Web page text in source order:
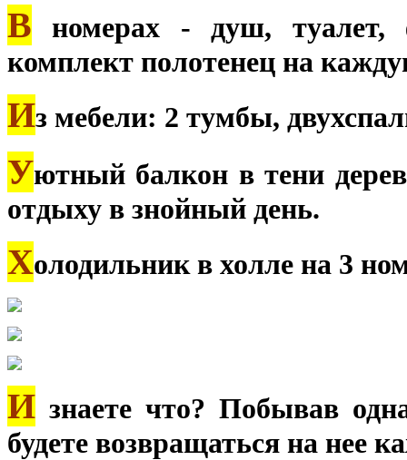
В номерах - душ, туалет,
комплект полотенец на
Из мебели: 2 тумбы,
Уютный балкон в тени
отдыху в знойный день.
Холодильник в холле на 3
И знаете что? Побывав
будете возвращаться на нее